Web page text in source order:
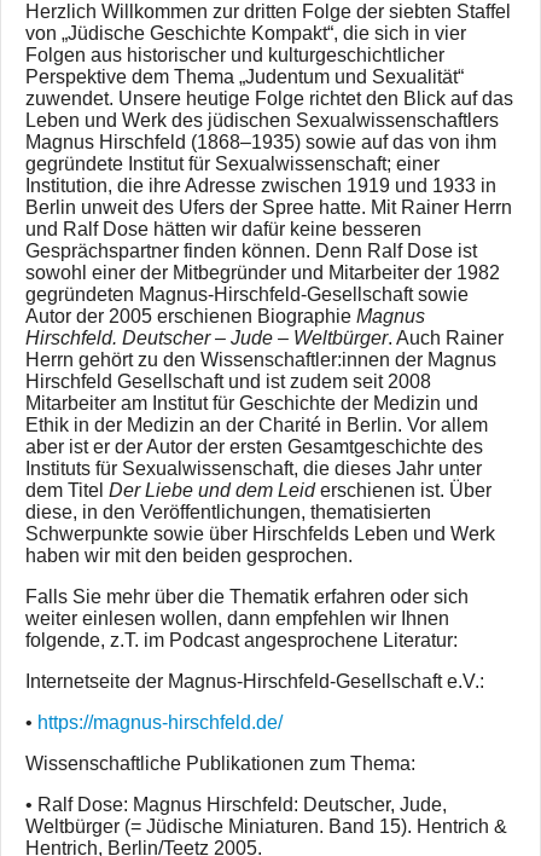
Herzlich Willkommen zur dritten Folge der siebten Staffel
von „Jüdische Geschichte Kompakt“, die sich in vier
Folgen aus historischer und kulturgeschichtlicher
Perspektive dem Thema „Judentum und Sexualität“
zuwendet. Unsere heutige Folge richtet den Blick auf das
Leben und Werk des jüdischen Sexualwissenschaftlers
Magnus Hirschfeld (1868–1935) sowie auf das von ihm
gegründete Institut für Sexualwissenschaft; einer
Institution, die ihre Adresse zwischen 1919 und 1933 in
Berlin unweit des Ufers der Spree hatte. Mit Rainer Herrn
und Ralf Dose hätten wir dafür keine besseren
Gesprächspartner finden können. Denn Ralf Dose ist
sowohl einer der Mitbegründer und Mitarbeiter der 1982
gegründeten Magnus-Hirschfeld-Gesellschaft sowie
Autor der 2005 erschienen Biographie Magnus
Hirschfeld. Deutscher – Jude – Weltbürger. Auch Rainer
Herrn gehört zu den Wissenschaftler:innen der Magnus
Hirschfeld Gesellschaft und ist zudem seit 2008
Mitarbeiter am Institut für Geschichte der Medizin und
Ethik in der Medizin an der Charité in Berlin. Vor allem
aber ist er der Autor der ersten Gesamtgeschichte des
Instituts für Sexualwissenschaft, die dieses Jahr unter
dem Titel Der Liebe und dem Leiderschienen ist. Über
diese, in den Veröffentlichungen, thematisierten
Schwerpunkte sowie über Hirschfelds Leben und Werk
haben wir mit den beiden gesprochen.
Falls Sie mehr über die Thematik erfahren oder sich
weiter einlesen wollen, dann empfehlen wir Ihnen
folgende, z.T. im Podcast angesprochene Literatur:
Internetseite der Magnus-Hirschfeld-Gesellschaft e.V.:
• https://magnus-hirschfeld.de/
Wissenschaftliche Publikationen zum Thema:
• Ralf Dose: Magnus Hirschfeld: Deutscher, Jude,
Weltbürger (= Jüdische Miniaturen. Band 15). Hentrich &
Hentrich, Berlin/Teetz 2005.